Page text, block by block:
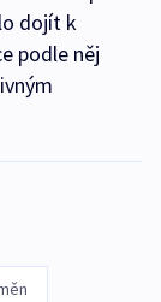
dojít k
podle něj